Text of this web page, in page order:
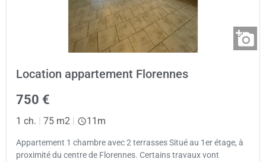
Location appartement Florennes
750 €
1 ch. | 75 m2 | 11m
Appartement 1 chambre avec 2 terrasses Situé au 1er étage, à
proximité du centre de Florennes. Certains travaux vont